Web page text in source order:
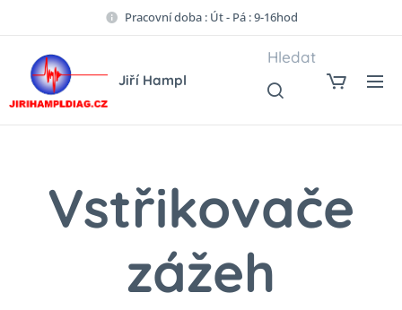
Pracovní doba : Út - Pá : 9-16hod
Jiří Hampl
Hledat
Vstřikovače
zážeh